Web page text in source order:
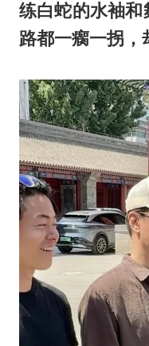
练白蛇的水袖
路都一瘸一拐，